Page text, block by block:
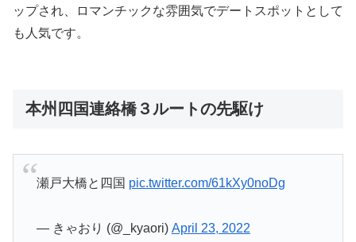
ップされ、ロマンチックな雰囲気でデートスポットとして
も人気です。
本州四国連絡橋３ルートの先駆け
瀬戸大橋と四国 pic.twitter.com/61kXy0noDg
— きゃおり (@_kyaori) April 23, 2022